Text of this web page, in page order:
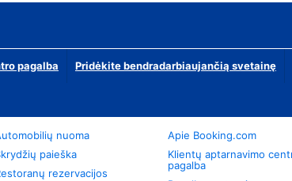
pagalba Pridėkite bendradarbiaujančią svetainę
nuoma
paieška
rezervacijos
Apie Booking.com
Klientų aptarnavimo
pagalba